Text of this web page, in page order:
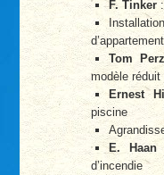
F. Tinker
d’appartement
Tom
modèle réduit
Ernest
piscine
E. Haan:
d’incendie